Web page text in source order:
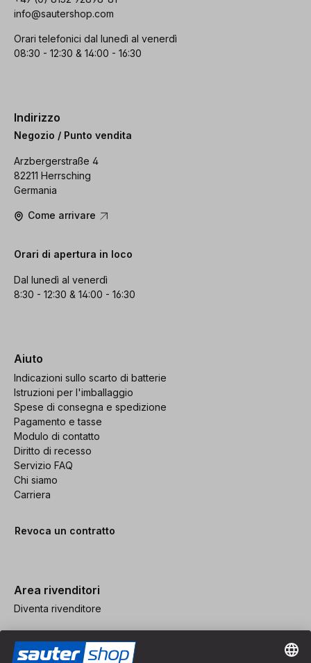
info@sautershop.com
Orari telefonici dal lunedì al venerdì
08:30 - 12:30 & 14:00 - 16:30
Indirizzo
Negozio / Punto vendita
Arzbergerstraße 4
82211 Herrsching
Germania
Come arrivare
Orari di apertura in loco
Dal lunedì al venerdì
8:30 - 12:30 & 14:00 - 16:30
Aiuto
Indicazioni sullo scarto di batterie
Istruzioni per l'imballaggio
Spese di consegna e spedizione
Pagamento e tasse
Modulo di contatto
Diritto di recesso
Servizio FAQ
Chi siamo
Carriera
Revoca un contratto
Area rivenditori
Diventa rivenditore